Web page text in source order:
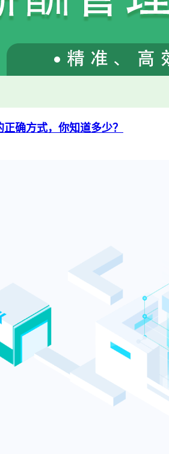
确方式，你知道多少？